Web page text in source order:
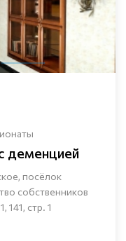
деменцией
посёлок
собственников
стр. 1